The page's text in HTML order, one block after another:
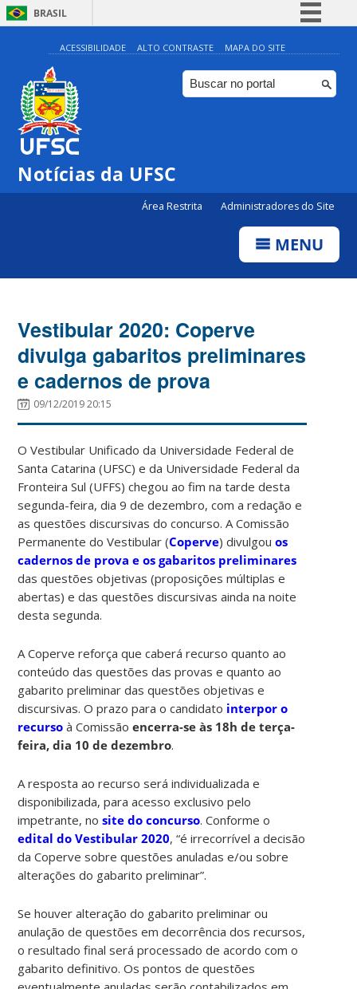
BRASIL
Simplifique!
Comunica BR
Participe
ACESSIBILIDADE ALTO CONTRASTE MAPA DO SITE
Notícias da UFSC
Área Restrita Administradores do Site
MENU
Vestibular 2020: Coperve
divulga gabaritos preliminares
e cadernos de prova
09/12/2019 20:15
O Vestibular Unificado da Universidade Federal de
Santa Catarina (UFSC) e da Universidade Federal da
Fronteira Sul (UFFS) chegou ao fim na tarde desta
segunda-feira, dia 9 de dezembro, com a redação e
as questões discursivas do concurso. A Comissão
Permanente do Vestibular (Coperve) divulgouos
cadernos de prova e os gabaritos preliminares
das questões objetivas (proposições múltiplas e
abertas) e das questões discursivas ainda na noite
desta segunda.
A Coperve reforça que caberá recurso quanto ao
conteúdo das questões das provas e quanto ao
gabarito preliminar das questões objetivas e
discursivas. O prazo para o candidato interpor o
recurso à Comissãoencerra-se às 18h de terça-
feira, dia 10 de dezembro.
A resposta ao recurso será individualizada e
disponibilizada, para acesso exclusivo pelo
impetrante, nosite do concurso. Conforme o
edital do Vestibular 2020, “é irrecorrível a decisão
da Coperve sobre questões anuladas e/ou sobre
alterações do gabarito preliminar”.
Se houver alteração do gabarito preliminar ou
anulação de questões em decorrência dos recursos,
o resultado final será processado de acordo com o
gabarito definitivo. Os pontos de questões